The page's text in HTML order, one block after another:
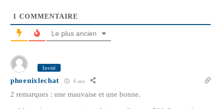
1 COMMENTAIRE
Le plus ancien
Invité
phoenixlechat 4 ans
2 remarques : une mauvaise et une bonne.